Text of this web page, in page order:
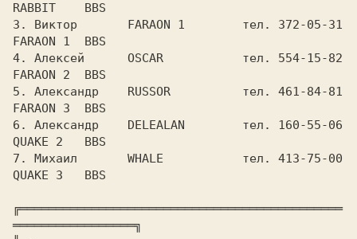
RABBIT	  BBS
3. Виктор	FARAON 1	тел. 372-05-31
FARAON 1  BBS
4. Алексей	OSCAR		тел. 554-15-82
FARAON 2  BBS
5. Александр	RUSSOR		тел. 461-84-81
FARAON 3  BBS
6. Александр	DELEALAN	тел. 160-55-06
QUAKE 2	  BBS
7. Михаил	WHALE		тел. 413-75-00
QUAKE 3   BBS
╔═════════════════════════════════════════════
═════════════════╗